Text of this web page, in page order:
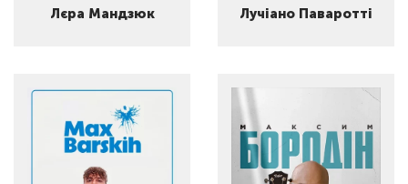
Лєра Мандзюк Лучіано Паваротті